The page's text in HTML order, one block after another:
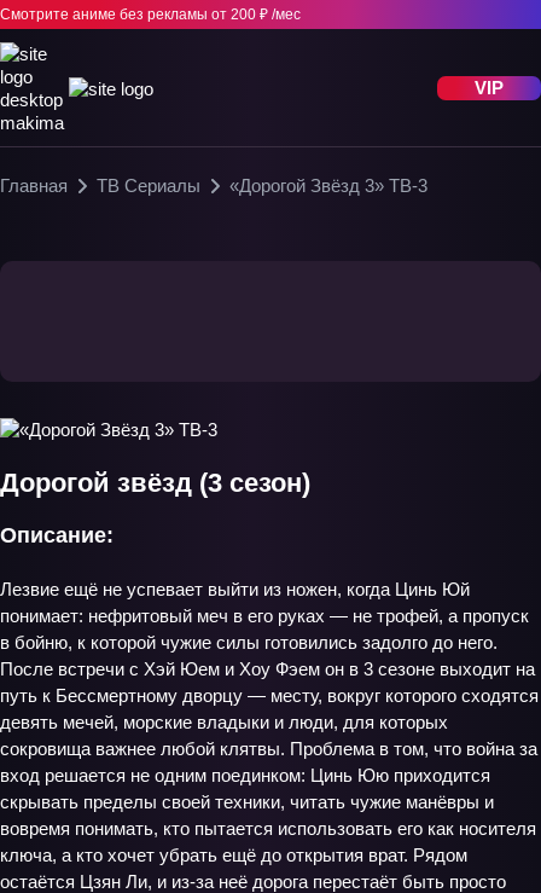
Смотрите аниме без рекламы от 200 ₽ /мес
VIP
Главная ТВ Сериалы «Дорогой Звёзд 3» ТВ-3
Дорогой звёзд (3 сезон)
Описание:
Лезвие ещё не успевает выйти из ножен, когда Цинь Юй
понимает: нефритовый меч в его руках — не трофей, а пропуск
в бойню, к которой чужие силы готовились задолго до него.
После встречи с Хэй Юем и Хоу Фэем он в 3 сезоне выходит на
путь к Бессмертному дворцу — месту, вокруг которого сходятся
девять мечей, морские владыки и люди, для которых
сокровища важнее любой клятвы. Проблема в том, что война за
вход решается не одним поединком: Цинь Юю приходится
скрывать пределы своей техники, читать чужие манёвры и
вовремя понимать, кто пытается использовать его как носителя
ключа, а кто хочет убрать ещё до открытия врат. Рядом
остаётся Цзян Ли, и из-за неё дорога перестаёт быть просто